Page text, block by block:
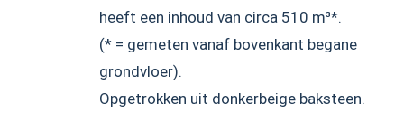
heeft een inhoud van circa 510 m³*.
(* = gemeten vanaf bovenkant begane
grondvloer).
Opgetrokken uit donkerbeige baksteen.